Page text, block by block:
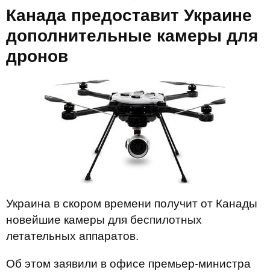
Канада предоставит Украине
дополнительные камеры для
дронов
Украина в скором времени получит от Канады
новейшие камеры для беспилотных
летательных аппаратов.
Об этом заявили в офисе премьер-министра